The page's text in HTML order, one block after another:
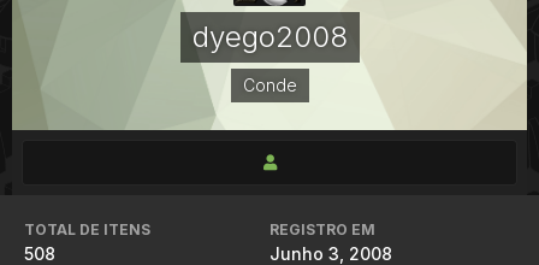
dyego2008
Conde
TOTAL DE ITENS
508
REGISTRO EM
Junho 3, 2008